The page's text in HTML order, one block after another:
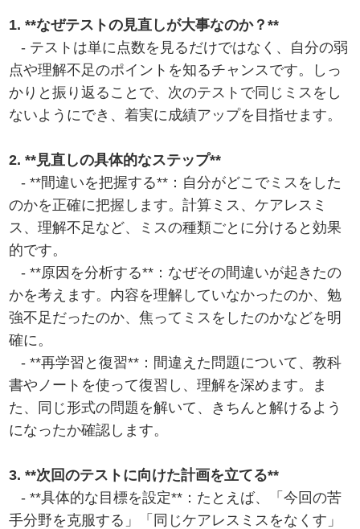
1. **なぜテストの見直しが大事なのか？**
- テストは単に点数を見るだけではなく、自分の弱
点や理解不足のポイントを知るチャンスです。しっ
かりと振り返ることで、次のテストで同じミスをし
ないようにでき、着実に成績アップを目指せます。
2. **見直しの具体的なステップ**
- **間違いを把握する**：自分がどこでミスをした
のかを正確に把握します。計算ミス、ケアレスミ
ス、理解不足など、ミスの種類ごとに分けると効果
的です。
- **原因を分析する**：なぜその間違いが起きたの
かを考えます。内容を理解していなかったのか、勉
強不足だったのか、焦ってミスをしたのかなどを明
確に。
- **再学習と復習**：間違えた問題について、教科
書やノートを使って復習し、理解を深めます。ま
た、同じ形式の問題を解いて、きちんと解けるよう
になったか確認します。
3. **次回のテストに向けた計画を立てる**
- **具体的な目標を設定**：たとえば、「今回の苦
手分野を克服する」「同じケアレスミスをなくす」